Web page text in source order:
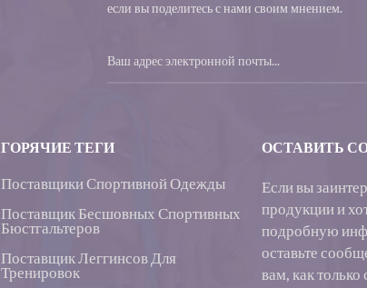
если вы поделитесь с нами своим мнением.
ГОРЯЧИЕ ТЕГИ
Поставщики Спортивной Одежды
Поставщик Бесшовных Спортивных
Бюстгальтеров
Поставщик Леггинсов Для
Тренировок
ОСТАВИТЬ
Если вы
продукции и
подробную
оставьте
вам, как